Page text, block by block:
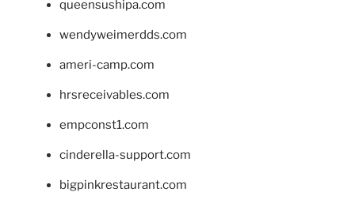
queensushipa.com
wendyweimerdds.com
ameri-camp.com
hrsreceivables.com
empconst1.com
cinderella-support.com
bigpinkrestaurant.com